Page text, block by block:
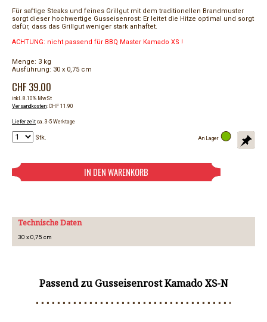
Für saftige Steaks und feines Grillgut mit dem traditionellen Brandmuster
sorgt dieser hochwertige Gusseisenrost: Er leitet die Hitze optimal und sorgt
dafür, dass das Grillgut weniger stark anhaftet.
ACHTUNG: nicht passend für BBQ Master Kamado XS !
Menge: 3 kg
Ausführung: 30 x 0,75 cm
CHF 39.00
inkl. 8.10% MwSt
Versandkosten: CHF 11.90
Lieferzeit ca. 3-5 Werktage
Stk. An Lager
Technische Daten
30 x 0,75 cm
Passend zu Gusseisenrost Kamado XS-N